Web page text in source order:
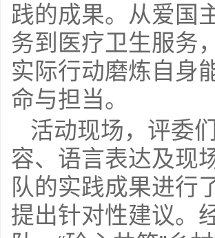
践的成果。从爱国
务到医疗卫生服务
实际行动磨炼自身
命与担当。
活动现场，评委
容、语言表达及现
队的实践成果进行
提出针对性建议。